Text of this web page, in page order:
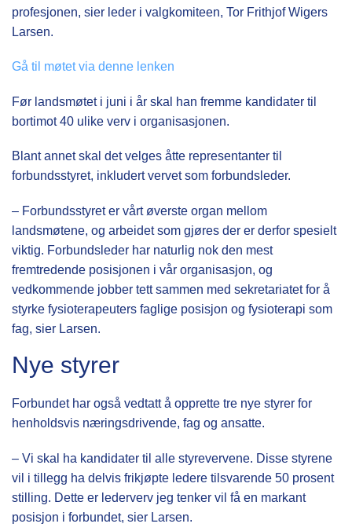
profesjonen, sier leder i valgkomiteen, Tor Frithjof Wigers
Larsen.
Gå til møtet via denne lenken
Før landsmøtet i juni i år skal han fremme kandidater til
bortimot 40 ulike verv i organisasjonen.
Blant annet skal det velges åtte representanter til
forbundsstyret, inkludert vervet som forbundsleder.
– Forbundsstyret er vårt øverste organ mellom
landsmøtene, og arbeidet som gjøres der er derfor spesielt
viktig. Forbundsleder har naturlig nok den mest
fremtredende posisjonen i vår organisasjon, og
vedkommende jobber tett sammen med sekretariatet for å
styrke fysioterapeuters faglige posisjon og fysioterapi som
fag, sier Larsen.
Nye styrer
Forbundet har også vedtatt å opprette tre nye styrer for
henholdsvis næringsdrivende, fag og ansatte.
– Vi skal ha kandidater til alle styrevervene. Disse styrene
vil i tillegg ha delvis frikjøpte ledere tilsvarende 50 prosent
stilling. Dette er lederverv jeg tenker vil få en markant
posisjon i forbundet, sier Larsen.